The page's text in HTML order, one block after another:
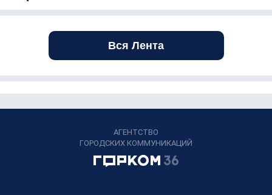
Вся Лента
АГЕНТСТВО
ГОРОДСКИХ КОММУНИКАЦИЙ